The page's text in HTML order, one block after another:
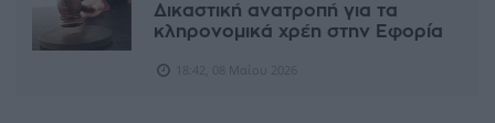
Δικαστική ανατροπή για τα
κληρονομικά χρέη στην Εφορία